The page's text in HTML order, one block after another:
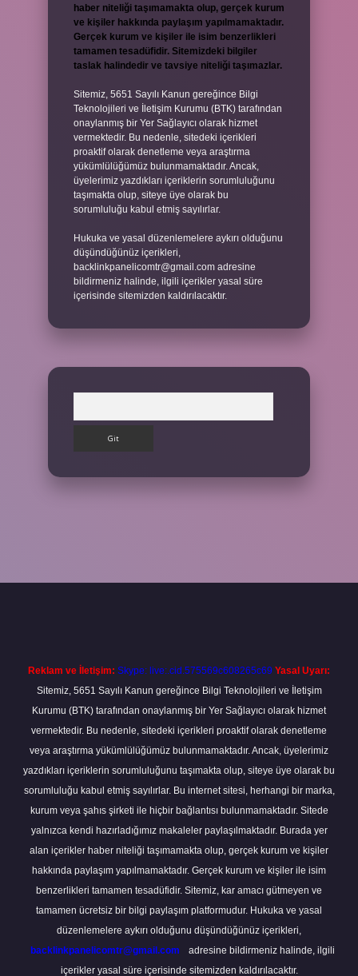
haber niteliği taşımamakta olup, gerçek kurum
ve kişiler hakkında paylaşım yapılmamaktadır.
Gerçek kurum ve kişiler ile isim benzerlikleri
tamamen tesadüfidir. Sitemizdeki bilgiler
taslak halindedir ve tavsiye niteliği taşımazlar.
Sitemiz, 5651 Sayılı Kanun gereğince Bilgi
Teknolojileri ve İletişim Kurumu (BTK) tarafından
onaylanmış bir Yer Sağlayıcı olarak hizmet
vermektedir. Bu nedenle, sitedeki içerikleri
proaktif olarak denetleme veya araştırma
yükümlülüğümüz bulunmamaktadır. Ancak,
üyelerimiz yazdıkları içeriklerin sorumluluğunu
taşımakta olup, siteye üye olarak bu
sorumluluğu kabul etmiş sayılırlar.
Hukuka ve yasal düzenlemelere aykırı olduğunu
düşündüğünüz içerikleri,
backlinkpanelicomtr@gmail.com adresine
bildirmeniz halinde, ilgili içerikler yasal süre
içerisinde sitemizden kaldırılacaktır.
Reklam ve İletişim: Skype: live:.cid.575569c608265c69 Yasal Uyarı:
Sitemiz, 5651 Sayılı Kanun gereğince Bilgi Teknolojileri ve İletişim
Kurumu (BTK) tarafından onaylanmış bir Yer Sağlayıcı olarak hizmet
vermektedir. Bu nedenle, sitedeki içerikleri proaktif olarak denetleme
veya araştırma yükümlülüğümüz bulunmamaktadır. Ancak, üyelerimiz
yazdıkları içeriklerin sorumluluğunu taşımakta olup, siteye üye olarak bu
sorumluluğu kabul etmiş sayılırlar. Bu internet sitesi, herhangi bir marka,
kurum veya şahıs şirketi ile hiçbir bağlantısı bulunmamaktadır. Sitede
yalnızca kendi hazırladığımız makaleler paylaşılmaktadır. Burada yer
alan içerikler haber niteliği taşımamakta olup, gerçek kurum ve kişiler
hakkında paylaşım yapılmamaktadır. Gerçek kurum ve kişiler ile isim
benzerlikleri tamamen tesadüfidir. Sitemiz, kar amacı gütmeyen ve
tamamen ücretsiz bir bilgi paylaşım platformudur. Hukuka ve yasal
düzenlemelere aykırı olduğunu düşündüğünüz içerikleri,
backlinkpanelicomtr@gmail.com
adresine bildirmeniz halinde, ilgili
içerikler yasal süre içerisinde sitemizden kaldırılacaktır.